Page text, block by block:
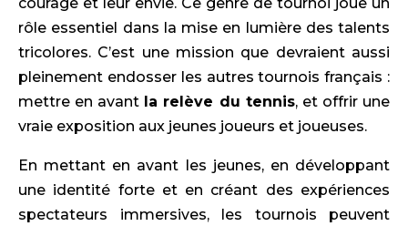
rôle essentiel dans la mise en lumière des talents
tricolores. C’est une mission que devraient aussi
pleinement endosser les autres tournois français :
mettre en avant la relève du tennis, et offrir une
vraie exposition aux jeunes joueurs et joueuses.
En mettant en avant les jeunes, en développant
une identité forte et en créant des expériences
spectateurs immersives, les tournois peuvent